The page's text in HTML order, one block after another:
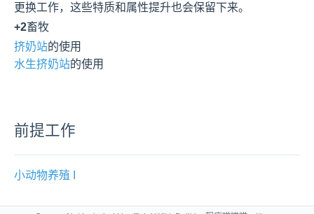
更换工作，这些特质和属性提升也会保留下来。
+2畜牧
挤奶站
水生挤奶站的使用
前提工作
小动物养殖 I